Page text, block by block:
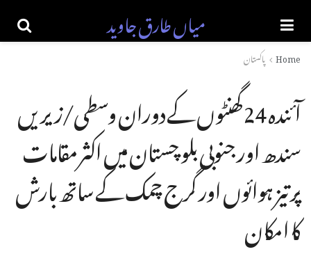
میاں طارق جاوید
Home پاکستان
آئندہ 24 گھنٹوں کے دوران وسطی/زیریں
سندھ اور جنوبی بلو چستان میں اکثر مقامات
پر تیز ہوائوں اور گرج چمک کے ساتھ بارش
کا امکان